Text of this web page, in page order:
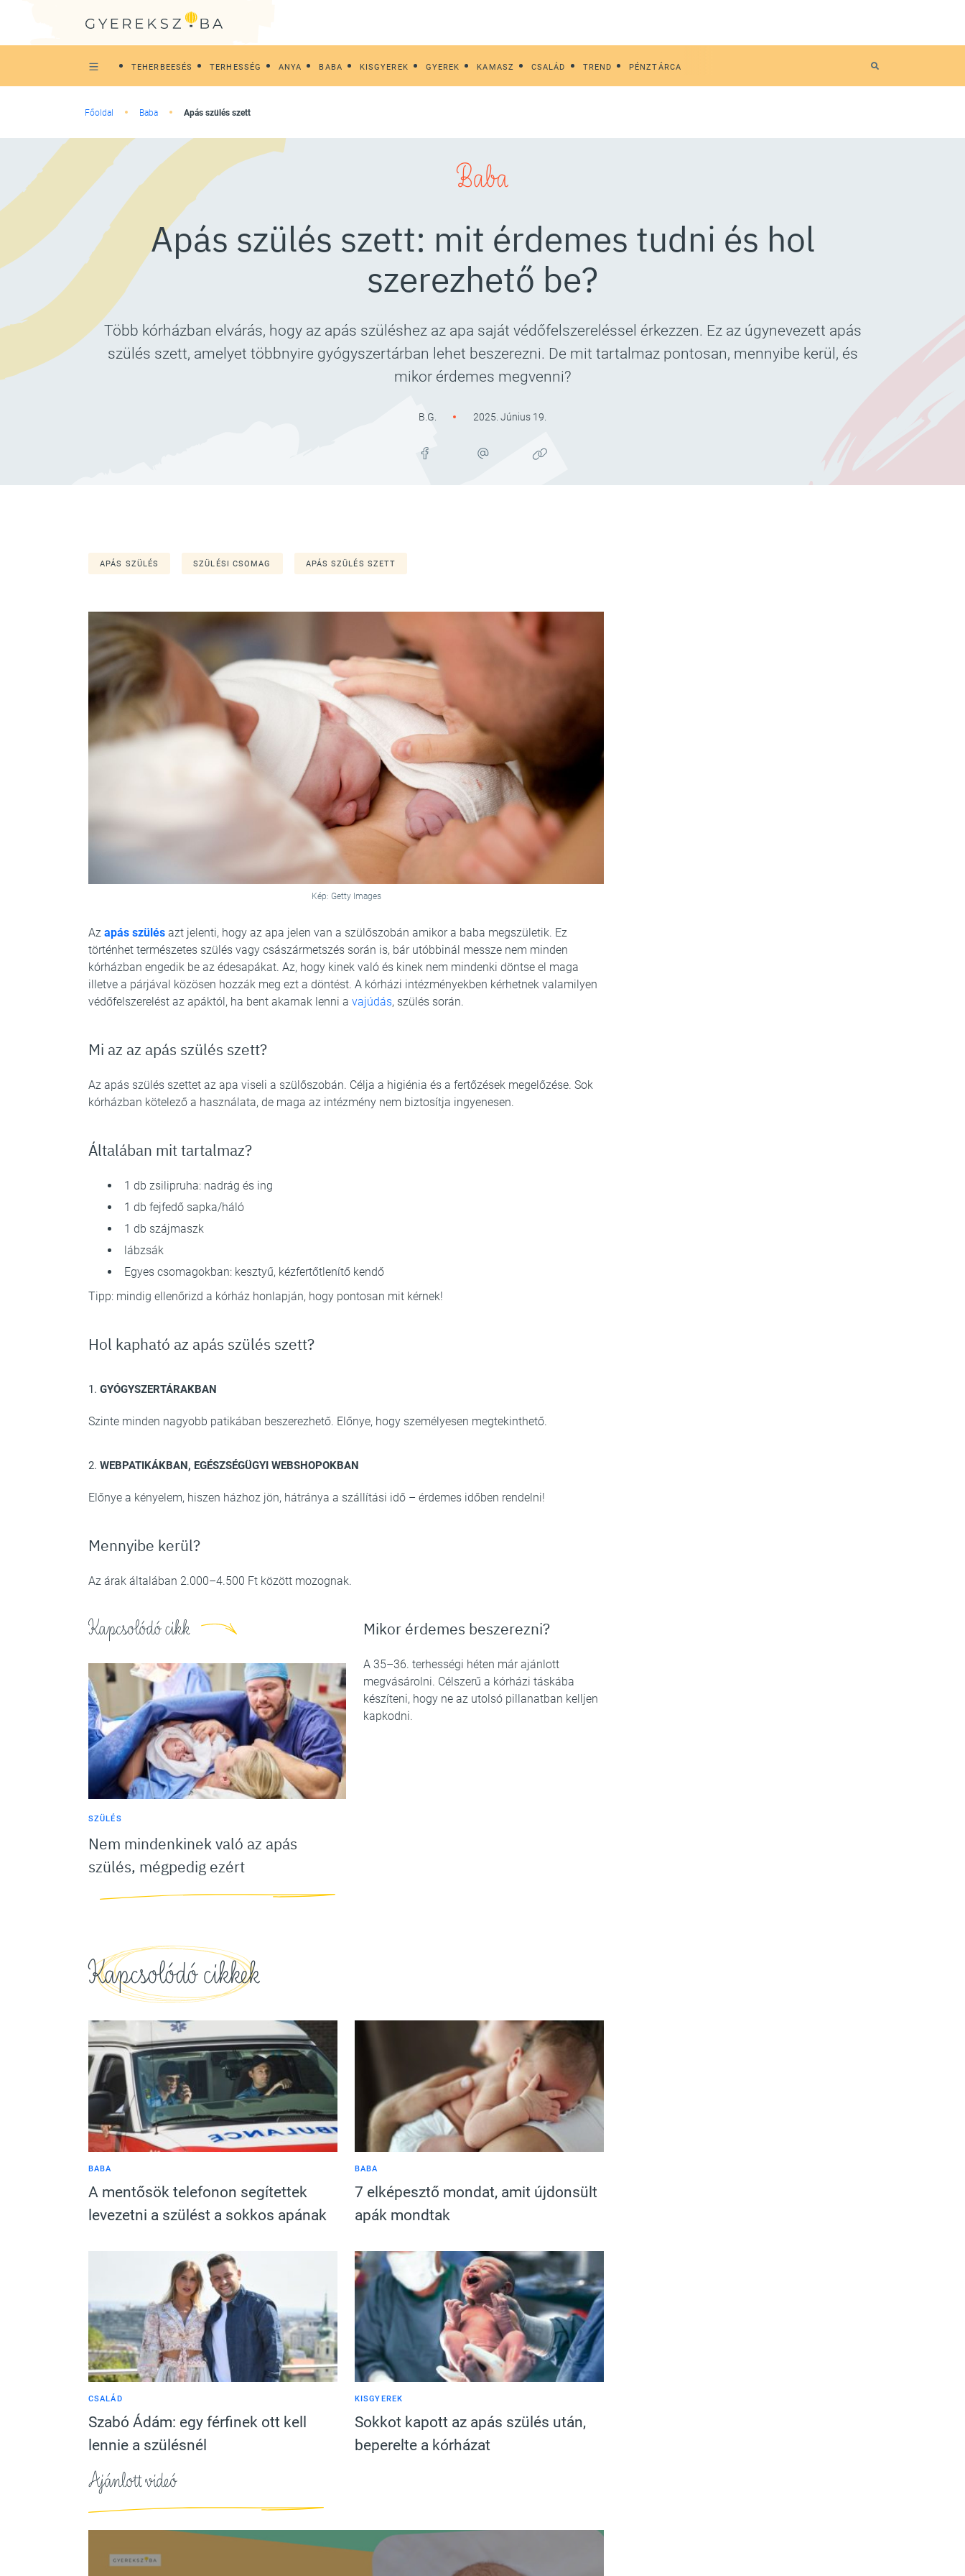
TEHERBEESÉS TERHESSÉG ANYA BABA KISGYEREK GYEREK KAMASZ CSALÁD TREND PÉNZTÁRCA
Főoldal Baba Apás szülés szett
Baba
Apás szülés szett: mit érdemes tudni és hol
szerezhető be?
Több kórházban elvárás, hogy az apás szüléshez az apa saját védőfelszereléssel érkezzen. Ez az úgynevezett apás
szülés szett, amelyet többnyire gyógyszertárban lehet beszerezni. De mit tartalmaz pontosan, mennyibe kerül, és
mikor érdemes megvenni?
B.G. 2025. Június 19.
APÁS SZÜLÉS SZÜLÉSI CSOMAG APÁS SZÜLÉS SZETT
Kép: Getty Images
Az apás szülés azt jelenti, hogy az apa jelen van a szülőszobán amikor a baba megszületik. Ez
történhet természetes szülés vagy császármetszés során is, bár utóbbinál messze nem minden
kórházban engedik be az édesapákat. Az, hogy kinek való és kinek nem mindenki döntse el maga
illetve a párjával közösen hozzák meg ezt a döntést. A kórházi intézményekben kérhetnek valamilyen
védőfelszerelést az apáktól, ha bent akarnak lenni a vajúdás, szülés során.
Mi az az apás szülés szett?
Az apás szülés szettet az apa viseli a szülőszobán. Célja a higiénia és a fertőzések megelőzése. Sok
kórházban kötelező a használata, de maga az intézmény nem biztosítja ingyenesen.
Általában mit tartalmaz?
1 db zsilipruha: nadrág és ing
1 db fejfedő sapka/háló
1 db szájmaszk
lábzsák
Egyes csomagokban: kesztyű, kézfertőtlenítő kendő
Tipp: mindig ellenőrizd a kórház honlapján, hogy pontosan mit kérnek!
Hol kapható az apás szülés szett?
1. GYÓGYSZERTÁRAKBAN
Szinte minden nagyobb patikában beszerezhető. Előnye, hogy személyesen megtekinthető.
2. WEBPATIKÁKBAN, EGÉSZSÉGÜGYI WEBSHOPOKBAN
Előnye a kényelem, hiszen házhoz jön, hátránya a szállítási idő – érdemes időben rendelni!
Mennyibe kerül?
Az árak általában 2.000–4.500 Ft között mozognak.
Kapcsolódó cikk
SZÜLÉS
Nem mindenkinek való az apás
szülés, mégpedig ezért
Mikor érdemes beszerezni?
A 35–36. terhességi héten már ajánlott
megvásárolni. Célszerű a kórházi táskába
készíteni, hogy ne az utolsó pillanatban kelljen
kapkodni.
Kapcsolódó cikkek
BABA
A mentősök telefonon segítettek
levezetni a szülést a sokkos apának
BABA
7 elképesztő mondat, amit újdonsült
apák mondtak
CSALÁD
Szabó Ádám: egy férfinek ott kell
lennie a szülésnél
KISGYEREK
Sokkot kapott az apás szülés után,
beperelte a kórházat
Ajánlott videó